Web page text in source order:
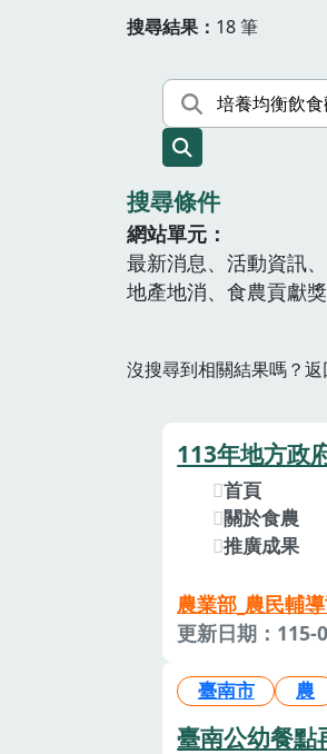
搜尋結果 18 筆
搜尋條件
網站單元
最新消息、活動資訊
地產地消、食農貢獻
沒搜尋到相關結果嗎？返
113年地方政
首頁
關於食農
推廣成果
農業部_農民輔
更新日期：115-
臺南市 農
臺南公幼餐點